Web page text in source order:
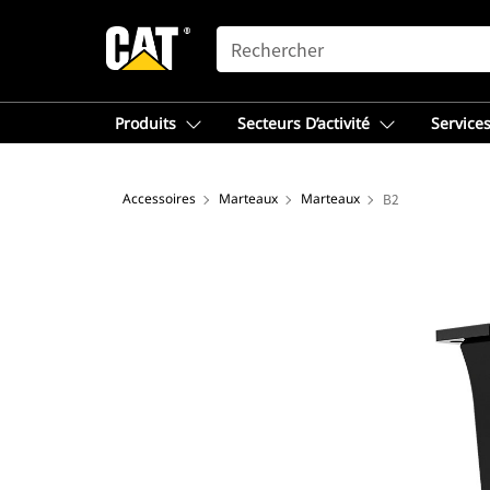
SEARCH
Produits Secteurs D’activité
Accessoires Marteaux Marteaux B2